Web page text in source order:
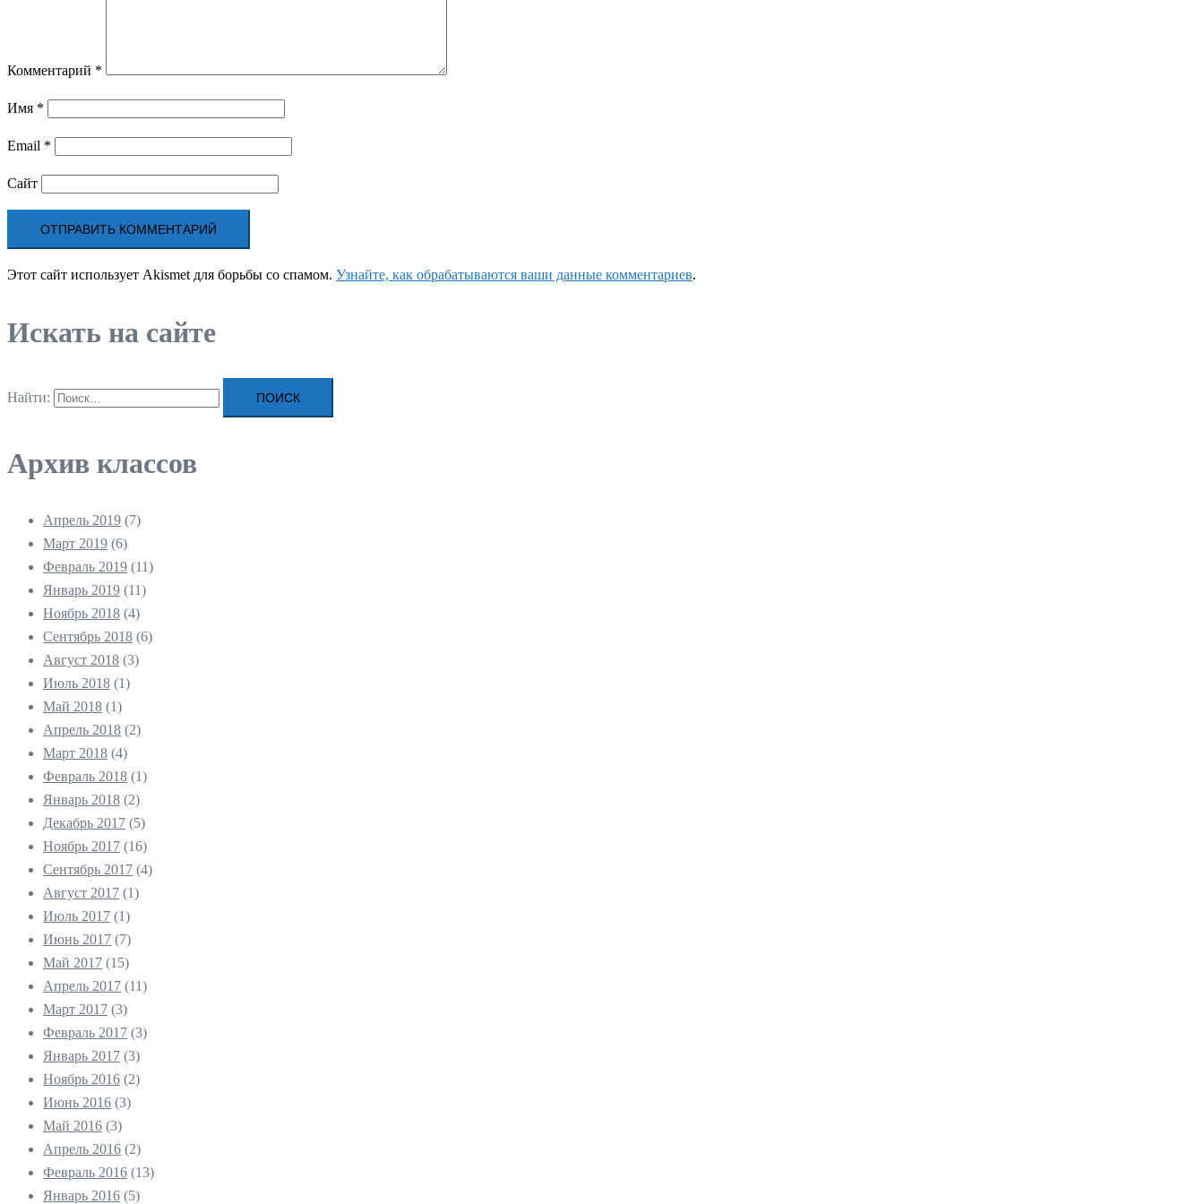
Комментарий *
Имя *
Email *
Сайт
Этот сайт использует Akismet для борьбы со спамом. Узнайте, как обрабатываются ваши данные комментариев.
Искать на сайте
Найти:
Архив классов
Апрель 2019 (7)
Март 2019 (6)
Февраль 2019 (11)
Январь 2019 (11)
Ноябрь 2018 (4)
Сентябрь 2018 (6)
Август 2018 (3)
Июль 2018 (1)
Май 2018 (1)
Апрель 2018 (2)
Март 2018 (4)
Февраль 2018 (1)
Январь 2018 (2)
Декабрь 2017 (5)
Ноябрь 2017 (16)
Сентябрь 2017 (4)
Август 2017 (1)
Июль 2017 (1)
Июнь 2017 (7)
Май 2017 (15)
Апрель 2017 (11)
Март 2017 (3)
Февраль 2017 (3)
Январь 2017 (3)
Ноябрь 2016 (2)
Июнь 2016 (3)
Май 2016 (3)
Апрель 2016 (2)
Февраль 2016 (13)
Январь 2016 (5)